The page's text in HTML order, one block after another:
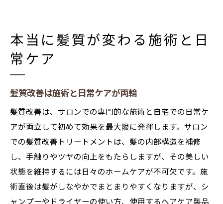
本当に髪質が変わる施術と日
常ケア
髪質改善は施術と日常ケアが両輪
髪質改善は、サロンでの専門的な施術と自宅での日常ケ
アが両立して初めて効果を最大限に発揮します。サロン
での髪質改善トリートメントは、髪の内部構造を補修
し、手触りやツヤの向上をもたらしますが、その美しい
状態を維持するには日々のホームケアが不可欠です。施
術直後は髪がしなやかでまとまりやすくなりますが、シ
ャンプーやドライヤーの使い方、使用するヘアケア製品